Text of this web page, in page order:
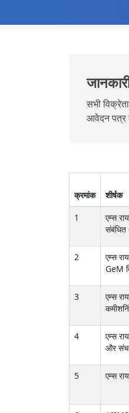
सभी
आवेदन
क्रमांक शीर्षक
1
एम्स
संबंधित
2
एम्स
GeM
3
एम्स
4
एम्स
और
5 एम्स